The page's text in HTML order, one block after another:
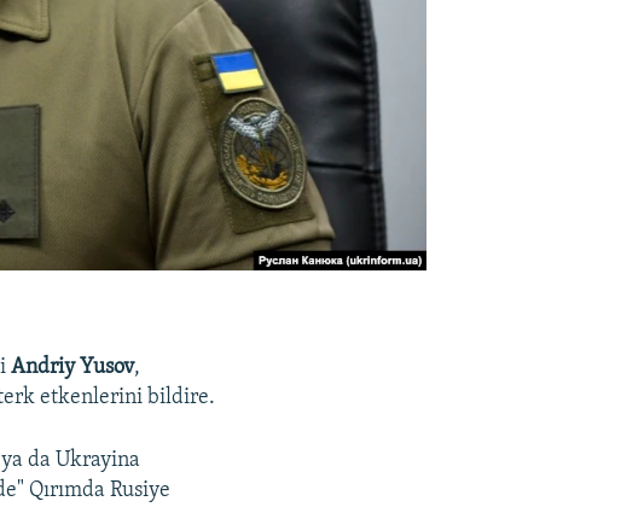
Andriy Yusov,
terk etkenlerini bildire.
da Ukrayina
Qırımda Rusiye